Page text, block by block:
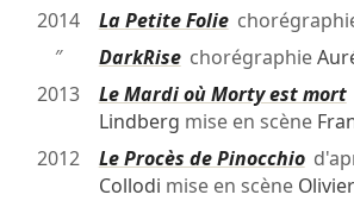
2014
La Petite Folie
″
DarkRisechorégraphie
2013
Le Mardi où Morty est mort
Lindberg mise en scène
2012
Le Procès de Pinocchio
Collodi mise en scène